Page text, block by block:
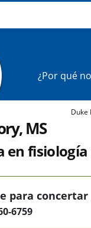
¿Por qué
Duke
MS
en
para
6759